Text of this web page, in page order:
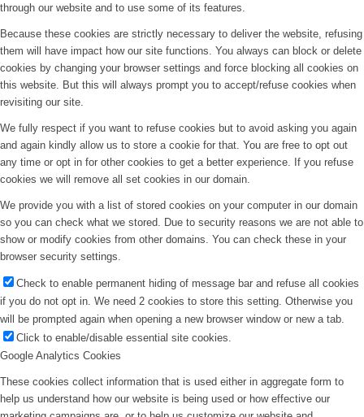
through our website and to use some of its features.
Because these cookies are strictly necessary to deliver the website, refusing
them will have impact how our site functions. You always can block or delete
cookies by changing your browser settings and force blocking all cookies on
this website. But this will always prompt you to accept/refuse cookies when
revisiting our site.
We fully respect if you want to refuse cookies but to avoid asking you again
and again kindly allow us to store a cookie for that. You are free to opt out
any time or opt in for other cookies to get a better experience. If you refuse
cookies we will remove all set cookies in our domain.
We provide you with a list of stored cookies on your computer in our domain
so you can check what we stored. Due to security reasons we are not able to
show or modify cookies from other domains. You can check these in your
browser security settings.
Check to enable permanent hiding of message bar and refuse all cookies
if you do not opt in. We need 2 cookies to store this setting. Otherwise you
will be prompted again when opening a new browser window or new a tab.
Click to enable/disable essential site cookies.
Google Analytics Cookies
These cookies collect information that is used either in aggregate form to
help us understand how our website is being used or how effective our